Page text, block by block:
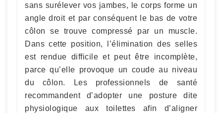
sans surélever vos jambes, le corps forme un
angle droit et par conséquent le bas de votre
côlon se trouve compressé par un muscle.
Dans cette position, l’élimination des selles
est rendue difficile et peut être incomplète,
parce qu’elle provoque un coude au niveau
du côlon. Les professionnels de santé
recommandent d’adopter une posture dite
physiologique aux toilettes afin d’aligner